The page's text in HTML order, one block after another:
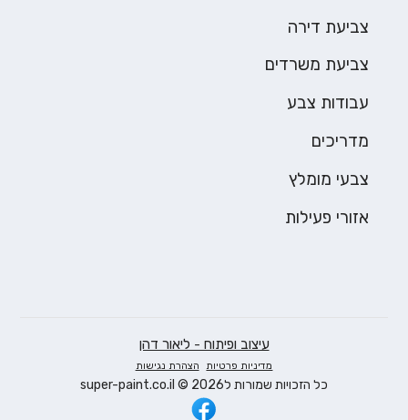
צביעת דירה
צביעת משרדים
עבודות צבע
מדריכים
צבעי מומלץ
אזורי פעילות
עיצוב ופיתוח - ליאור דהן
מדיניות פרטיות הצהרת נגישות
כל הזכויות שמורות ל2026 © super-paint.co.il